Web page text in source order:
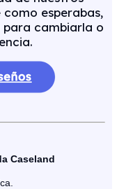
esperabas,
para cambiarla o
Caseland